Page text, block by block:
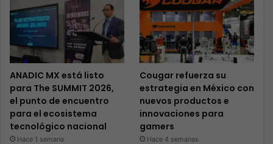
ANADIC MX está listo
para The SUMMIT 2026,
el punto de encuentro
para el ecosistema
tecnológico nacional
Hace 1 semana
Cougar refuerza su
estrategia en México con
nuevos productos e
innovaciones para
gamers
Hace 4 semanas